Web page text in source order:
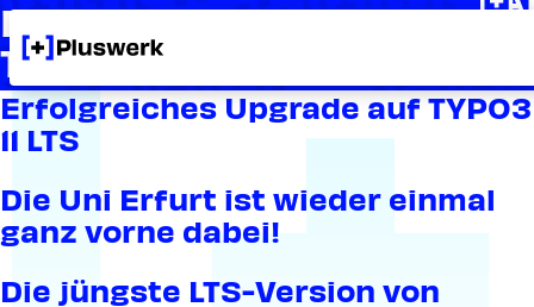
Erfolg­rei­ches Upgrade auf
TYPO3 11 LTS
Erfolg­rei­ches Upgrade auf TYPO3
11 LTS
Die Uni Erfurt ist wieder einmal
ganz vorne dabei!
Die jüngste LTS-Version von